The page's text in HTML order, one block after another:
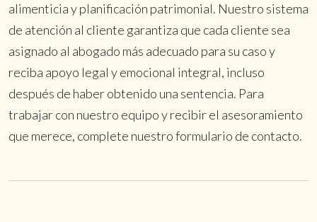
alimenticia y planificación patrimonial. Nuestro sistema
de atención al cliente garantiza que cada cliente sea
asignado al abogado más adecuado para su caso y
reciba apoyo legal y emocional integral, incluso
después de haber obtenido una sentencia. Para
trabajar con nuestro equipo y recibir el asesoramiento
que merece, complete nuestro formulario de contacto.